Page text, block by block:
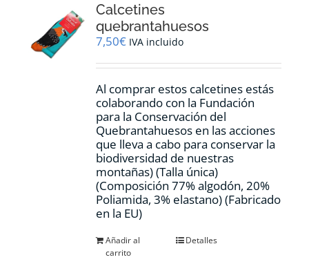
Calcetines
quebrantahuesos
7,50€ IVA incluido
Al comprar estos calcetines estás
colaborando con la Fundación
para la Conservación del
Quebrantahuesos en las acciones
que lleva a cabo para conservar la
biodiversidad de nuestras
montañas) (Talla única)
(Composición 77% algodón, 20%
Poliamida, 3% elastano) (Fabricado
en la EU)
Añadir al
carrito
Detalles